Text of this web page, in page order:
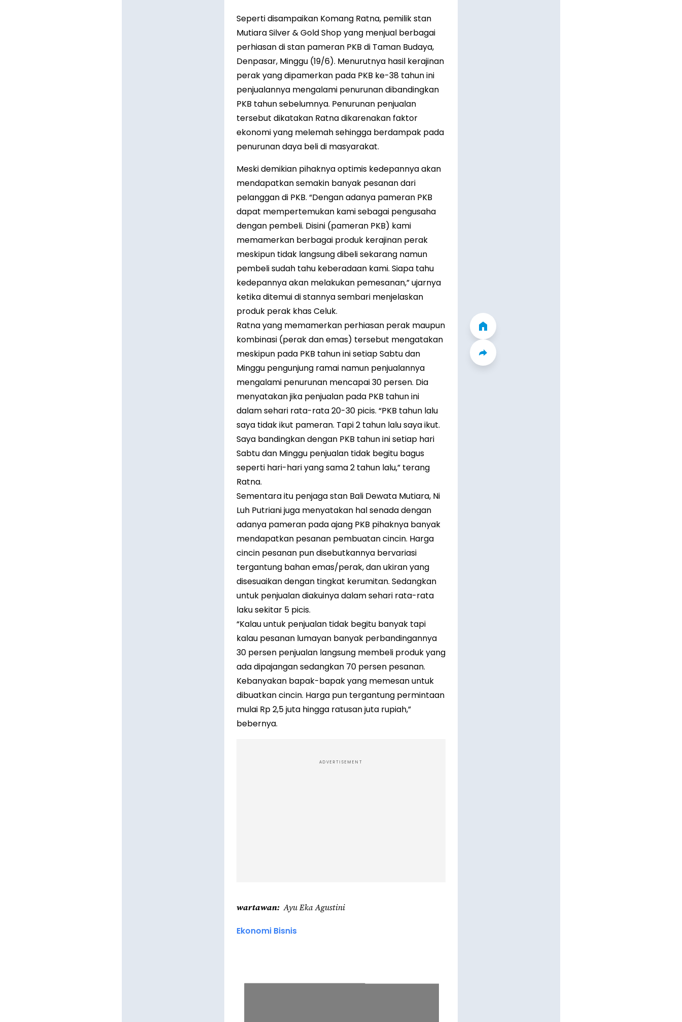
Seperti disampaikan Komang Ratna, pemilik stan
Mutiara Silver & Gold Shop yang menjual berbagai
perhiasan di stan pameran PKB di Taman Budaya,
Denpasar, Minggu (19/6). Menurutnya hasil kerajinan
perak yang dipamerkan pada PKB ke-38 tahun ini
penjualannya mengalami penurunan dibandingkan
PKB tahun sebelumnya. Penurunan penjualan
tersebut dikatakan Ratna dikarenakan faktor
ekonomi yang melemah sehingga berdampak pada
penurunan daya beli di masyarakat.
Meski demikian pihaknya optimis kedepannya akan
mendapatkan semakin banyak pesanan dari
pelanggan di PKB. “Dengan adanya pameran PKB
dapat mempertemukan kami sebagai pengusaha
dengan pembeli. Disini (pameran PKB) kami
memamerkan berbagai produk kerajinan perak
meskipun tidak langsung dibeli sekarang namun
pembeli sudah tahu keberadaan kami. Siapa tahu
kedepannya akan melakukan pemesanan,” ujarnya
ketika ditemui di stannya sembari menjelaskan
produk perak khas Celuk.
Ratna yang memamerkan perhiasan perak maupun
kombinasi (perak dan emas) tersebut mengatakan
meskipun pada PKB tahun ini setiap Sabtu dan
Minggu pengunjung ramai namun penjualannya
mengalami penurunan mencapai 30 persen. Dia
menyatakan jika penjualan pada PKB tahun ini
dalam sehari rata-rata 20-30 picis. “PKB tahun lalu
saya tidak ikut pameran. Tapi 2 tahun lalu saya ikut.
Saya bandingkan dengan PKB tahun ini setiap hari
Sabtu dan Minggu penjualan tidak begitu bagus
seperti hari-hari yang sama 2 tahun lalu,” terang
Ratna.
Sementara itu penjaga stan Bali Dewata Mutiara, Ni
Luh Putriani juga menyatakan hal senada dengan
adanya pameran pada ajang PKB pihaknya banyak
mendapatkan pesanan pembuatan cincin. Harga
cincin pesanan pun disebutkannya bervariasi
tergantung bahan emas/perak, dan ukiran yang
disesuaikan dengan tingkat kerumitan. Sedangkan
untuk penjualan diakuinya dalam sehari rata-rata
laku sekitar 5 picis.
“Kalau untuk penjualan tidak begitu banyak tapi
kalau pesanan lumayan banyak perbandingannya
30 persen penjualan langsung membeli produk yang
ada dipajangan sedangkan 70 persen pesanan.
Kebanyakan bapak-bapak yang memesan untuk
dibuatkan cincin. Harga pun tergantung permintaan
mulai Rp 2,5 juta hingga ratusan juta rupiah,”
bebernya.
ADVERTISEMENT
wartawan Ayu Eka Agustini
Ekonomi Bisnis